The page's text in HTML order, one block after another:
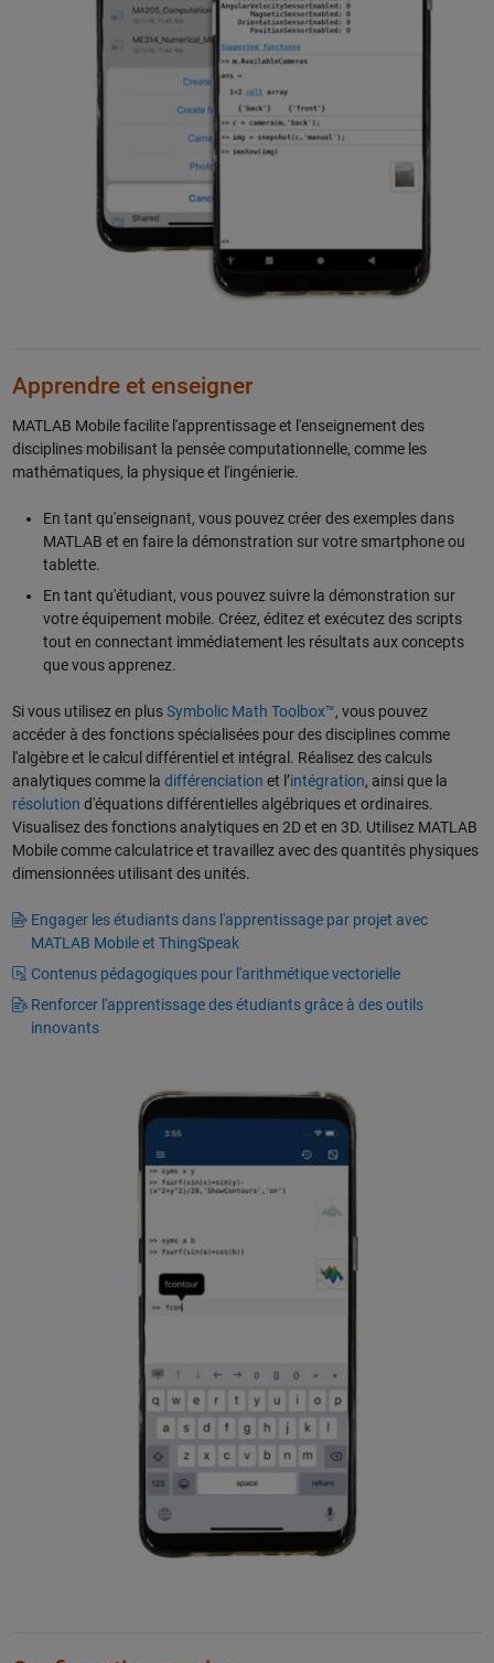
Apprendre et enseigner
MATLAB Mobile facilite l'apprentissage et l'enseignement des
disciplines mobilisant la pensée computationnelle, comme les
mathématiques, la physique et l'ingénierie.
En tant qu'enseignant, vous pouvez créer des exemples dans
MATLAB et en faire la démonstration sur votre smartphone ou
tablette.
En tant qu'étudiant, vous pouvez suivre la démonstration sur
votre équipement mobile. Créez, éditez et exécutez des scripts
tout en connectant immédiatement les résultats aux concepts
que vous apprenez.
Si vous utilisez en plusSymbolic Math Toolbox™, vous pouvez
accéder à des fonctions spécialisées pour des disciplines comme
l'algèbre et le calcul différentiel et intégral. Réalisez des calculs
analytiques comme la différenciation et l’intégration, ainsi que la
résolution d'équations différentielles algébriques et ordinaires.
Visualisez des fonctions analytiques en 2D et en 3D. Utilisez MATLAB
Mobile comme calculatrice et travaillez avec des quantités physiques
dimensionnées utilisant des unités.
Engager les étudiants dans l'apprentissage par projet avec
MATLAB Mobile et ThingSpeak
Contenus pédagogiques pour l'arithmétique vectorielle
Renforcer l'apprentissage des étudiants grâce à des outils
innovants